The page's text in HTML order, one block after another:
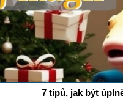
7 tipů, jak být